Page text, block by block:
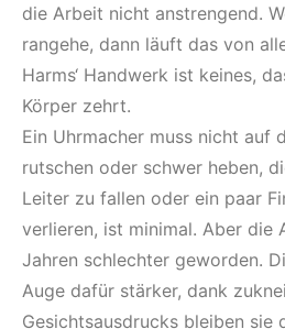
die Arbeit nicht anstrengend.
rangehe, dann läuft das von
Harms‘ Handwerk ist keines,
Körper zehrt.
Ein Uhrmacher muss nicht auf
rutschen oder schwer heben,
Leiter zu fallen oder ein paar
verlieren, ist minimal. Aber die
Jahren schlechter geworden.
Auge dafür stärker, dank
Gesichtsausdrucks bleiben sie